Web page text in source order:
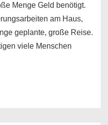
Menge Geld benötigt.
am Haus,
geplante, große Reise.
viele Menschen